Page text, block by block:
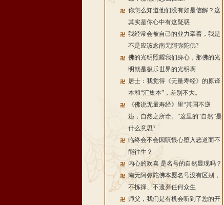
你怎么知道他们没有如是信解？这
其实是你心中有这疑惑
我经常会被自己的业力牵着，我是
不是应该念南无阿弥陀佛?
佛的光明照耀我们身心，那佛的光
明就是极乐世界的光明啊
居士：我觉得《无量寿经》的原译
本和“汇集本”，差别不大。
《佛说无量寿经》里“其国不逆
违，自然之所牵。”这里的“自然”是
什么意思?
临终会不会因嗔恨心堕入恶道而不
能往生？
内心的欢喜 是名号的自然显现吗？
南无阿弥陀佛本愿名号没有区别，
不拣择、不遗弃任何众生
师父，我们是有机会听到了您的开